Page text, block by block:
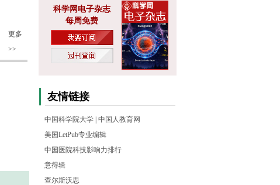
更多
>>
科学网电子杂志
每周免费
友情链接
中国科学院大学 中国人教育网
美国LetPub专业编辑
中国医院科技影响力排行
意得辑
查尔斯沃思